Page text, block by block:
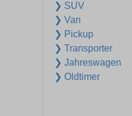
❯ SUV
❯ Van
❯ Pickup
❯ Transporter
❯ Jahreswagen
❯ Oldtimer